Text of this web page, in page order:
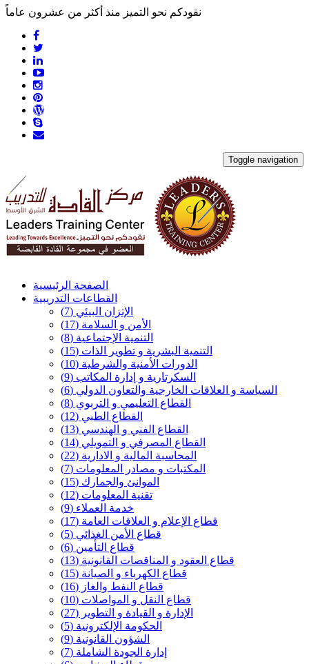
نقودكم نحو التميز منذ أكثر من عشرون عاماً
Toggle navigation
الصفحة الرئيسية
القطاعات التدريبية
الإتزان البيئي (7)
الأمن و السلامة (17)
التنمية الإجتماعية (8)
التنمية البشرية و تطوير الذات (15)
الدورات الأمنية والشرطية (10)
السكرتارية و إدارة المكاتب (9)
السياسة و العلاقات الخارجية والتعاون الدولي (6)
القطاع التعليمي و التربوي (8)
القطاع الطبي (12)
القطاع الفني و الهندسي (13)
القطاع المصرفي و التمويلي (14)
المحاسبة المالية و الادارية (22)
المكتبات و مصادر المعلومات (7)
الموانئ والجمارك (15)
تقنية المعلومات (12)
خدمة العملاء (9)
قطاع الإعلام و العلاقات العامة (17)
قطاع الأمن الغذائي (5)
قطاع التأمين (6)
قطاع العقود و المناقصات القانونية (13)
قطاع الكهرباء و الصيانة (15)
قطاع النفط والغاز (16)
قطاع النقل و المواصلات (10)
الإدارة و القيادة و التطوير (27)
الحكومة الإلكترونية (5)
الشؤون القانونية (9)
إدارة الجودة الشاملة (7)